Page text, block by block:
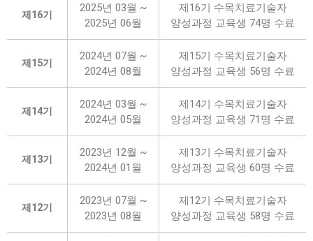
제16기
2025년 03월 ~
2025년 06월
제16기 수목치료기술자
양성과정 교육생 74명 수료
제15기
2024년 07월 ~
2024년 08월
제15기 수목치료기술자
양성과정 교육생 56명 수료
제14기
2024년 03월 ~
2024년 05월
제14기 수목치료기술자
양성과정 교육생 71명 수료
제13기
2023년 12월 ~
2024년 01월
제13기 수목치료기술자
양성과정 교육생 60명 수료
제12기
2023년 07월 ~
2023년 08월
제12기 수목치료기술자
양성과정 교육생 58명 수료